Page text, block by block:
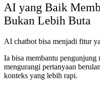
AI yang Baik
Bukan Lebih Buta
AI chatbot bisa menjadi fitur
Ia bisa membantu pengunjung
mengurangi pertanyaan
konteks yang lebih rapi.